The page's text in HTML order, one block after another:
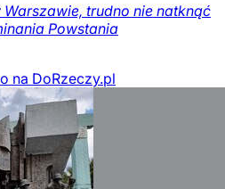
trudno nie natknąć
Powstania
na DoRzeczy.pl